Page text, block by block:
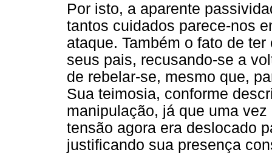
Por isto, a aparente
tantos cuidados parece-nos
ataque. Também o fato de
seus pais, recusando-se a
de rebelar-se, mesmo que,
Sua teimosia, conforme
manipulação, já que uma
tensão agora era deslocado
justificando sua presença